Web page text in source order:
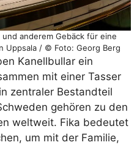
anderem Gebäck für eine
Uppsala / © Foto: Georg Berg
Kanellbullar ein
mit einer Tasser
zentraler Bestandteil
gehören zu den
weltweit. Fika bedeutet
um mit der Familie,